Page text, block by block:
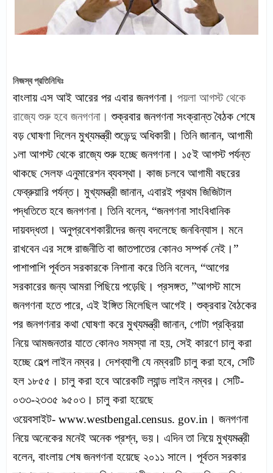
নিজস্ব প্রতিনিধিঃ
বাংলায় এস আই আরের পর এবার জনগণনা। পয়লা আগস্ট থেকে
রাজ্যে শুরু হবে জনগণনা।শুক্রবার জনগণনা সংক্রান্ত বৈঠক শেষে
বড় ঘোষণা দিলেন মুখ্যমন্ত্রী শুভেন্দু অধিকারী। তিনি জানান, আগামী
১লা আগস্ট থেকে রাজ্যে শুরু হচ্ছে জনগণনা। ১৫ই আগস্ট পর্যন্ত
থাকছে সেলফ এনুমারেশন ব্যবস্থা। কাজ চলবে আগামী বছরের
ফেব্রুয়ারি পর্যন্ত। মুখ্যমন্ত্রী জানান, এবারই প্রথম জিজিটাল
পদ্ধতিতে হবে জনগণনা। তিনি বলেন, “জনগণনা সাংবিধানিক
দায়বদ্ধতা। অনুপ্রবেশকারীদের জন্য বদলেছে জনবিন্যাস। মনে
রাখবেন এর সঙ্গে রাজনীতি বা জাতপাতের কোনও সম্পর্ক নেই।”
পাশাপাশি পূর্বতন সরকারকে নিশানা করে তিনি বলেন, “আগের
সরকারের জন্য আমরা পিছিয়ে পড়েছি। প্রসঙ্গত, ”আগস্ট মাসে
জনগণনা হতে পারে, এই ইঙ্গিত মিলেছিল আগেই। শুক্রবার বৈঠকের
পর জনগণনার কথা ঘোষণা করে মুখ্যমন্ত্রী জানান, গোটা প্রক্রিয়া
নিয়ে আমজনতার যাতে কোনও সমস্যা না হয়, সেই কারণে চালু করা
হচ্ছে হেল্প লাইন নম্বর। দেশব্যাপী যে নম্বরটি চালু করা হবে, সেটি
হল ১৮৫৫। চালু করা হবে আরেকটি ল্যান্ড লাইন নম্বর। সেটি-
০৩৩-২৩৩৫ ৯৫০৩। চালু করা হয়েছে
ওয়েবসাইট- www.westbengal.census. gov.in । জনগণনা
নিয়ে অনেকের মনেই অনেক প্রশ্ন, ভয়। এদিন তা নিয়ে মুখ্যমন্ত্রী
বলেন, বাংলায় শেষ জনগণনা হয়েছে ২০১১ সালে। পূর্বতন সরকার